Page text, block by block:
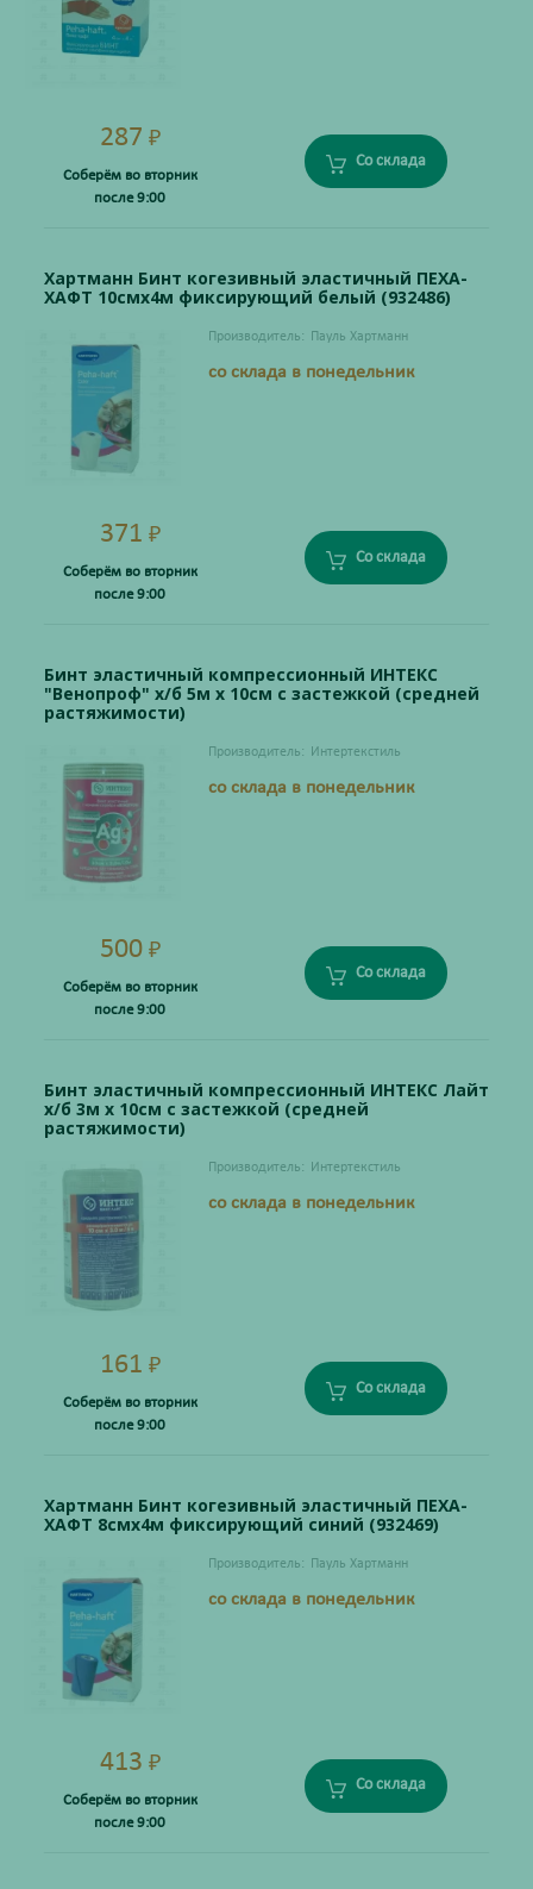
287 ₽
Соберём во вторник
после 9:00
Со склада
Хартманн Бинт когезивный эластичный ПЕХА-
ХАФТ 10смх4м фиксирующий белый (932486)
Производитель: Пауль Хартманн
со склада в понедельник
371 ₽
Соберём во вторник
после 9:00
Со склада
Бинт эластичный компрессионный ИНТЕКС
"Венопроф" х/б 5м х 10см с застежкой (средней
растяжимости)
Производитель: Интертекстиль
со склада в понедельник
500 ₽
Соберём во вторник
после 9:00
Со склада
Бинт эластичный компрессионный ИНТЕКС Лайт
х/б 3м х 10см с застежкой (средней
растяжимости)
Производитель: Интертекстиль
со склада в понедельник
161 ₽
Соберём во вторник
после 9:00
Со склада
Хартманн Бинт когезивный эластичный ПЕХА-
ХАФТ 8смх4м фиксирующий синий (932469)
Производитель: Пауль Хартманн
со склада в понедельник
413 ₽
Соберём во вторник
после 9:00
Со склада